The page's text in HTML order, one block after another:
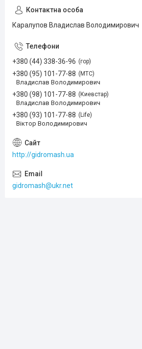
Каралупов Владислав Володимирович
+380 (44) 338-36-96 гор
+380 (95) 101-77-88 МТС
Владислав Володимирович
+380 (98) 101-77-88 Киевстар
Владислав Володимирович
+380 (93) 101-77-88 Life
Віктор Володимирович
http://gidromash.ua
gidromash@ukr.net